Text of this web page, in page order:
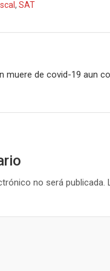
, SAT
muere de covid-19 aun
no será publicada.